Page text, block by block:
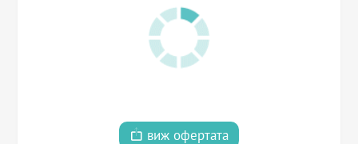
виж офертата